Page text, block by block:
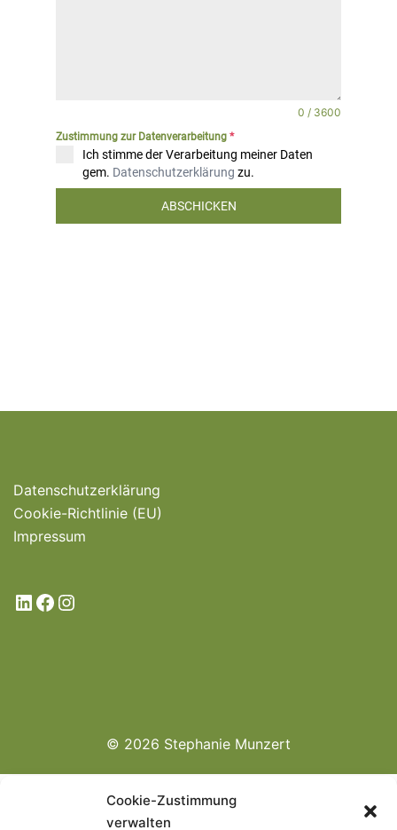
Cookie-Zustimmung
verwalten
0 / 3600
Zustimmung zur Datenverarbeitung *
Ich stimme der Verarbeitung meiner Daten
gem. Datenschutzerklärung zu.
ABSCHICKEN
Datenschutzerklärung
Cookie-Richtlinie (EU)
Impressum
LinkedIn
Facebook
Instagram
© 2026 Stephanie Munzert